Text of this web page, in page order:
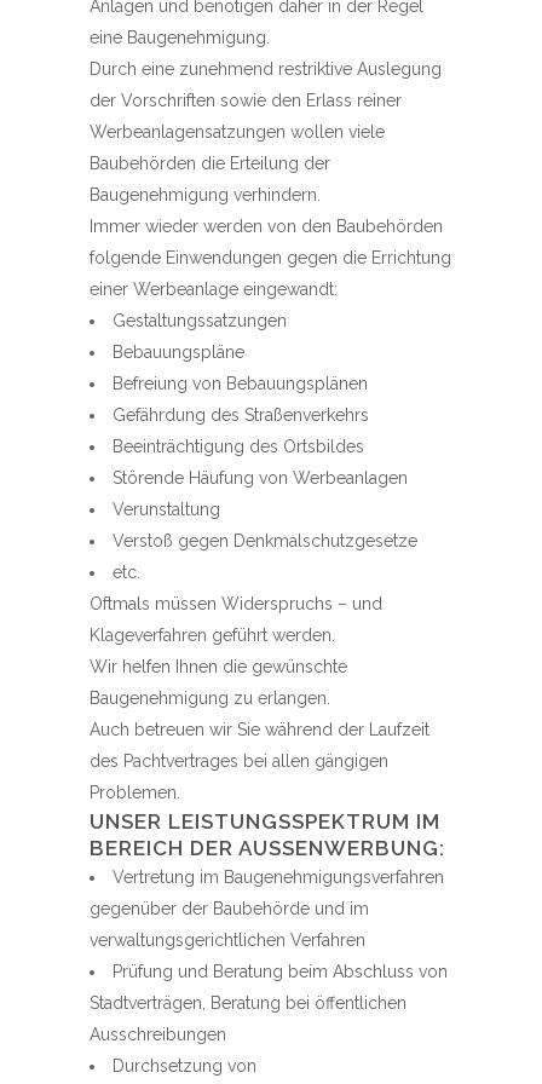
Anlagen und benötigen daher in der Regel
eine Baugenehmigung.
Durch eine zunehmend restriktive Auslegung
der Vorschriften sowie den Erlass reiner
Werbeanlagensatzungen wollen viele
Baubehörden die Erteilung der
Baugenehmigung verhindern.
Immer wieder werden von den Baubehörden
folgende Einwendungen gegen die Errichtung
einer Werbeanlage eingewandt:
Gestaltungssatzungen
Bebauungspläne
Befreiung von Bebauungsplänen
Gefährdung des Straßenverkehrs
Beeinträchtigung des Ortsbildes
Störende Häufung von Werbeanlagen
Verunstaltung
Verstoß gegen Denkmalschutzgesetze
etc.
Oftmals müssen Widerspruchs – und
Klageverfahren geführt werden.
Wir helfen Ihnen die gewünschte
Baugenehmigung zu erlangen.
Auch betreuen wir Sie während der Laufzeit
des Pachtvertrages bei allen gängigen
Problemen.
UNSER LEISTUNGSSPEKTRUM IM
BEREICH DER AUSSENWERBUNG:
Vertretung im Baugenehmigungsverfahren
gegenüber der Baubehörde und im
verwaltungsgerichtlichen Verfahren
Prüfung und Beratung beim Abschluss von
Stadtverträgen, Beratung bei öffentlichen
Ausschreibungen
Durchsetzung von